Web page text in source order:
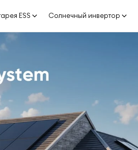
ESS Солнечный инвертор